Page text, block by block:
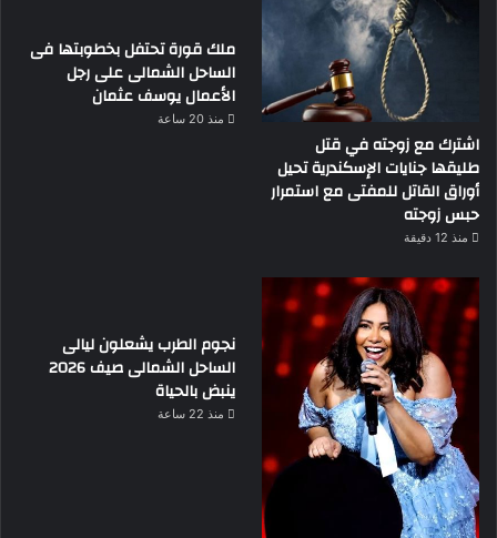
اشترك مع زوجته في قتل
طليقها جنايات الإسكندرية تحيل
أوراق القاتل للمفتى مع استمرار
حبس زوجته
منذ 12 دقيقة
ملك قورة تحتفل بخطوبتها فى
الساحل الشمالى على رجل
الأعمال يوسف عثمان
منذ 20 ساعة
نجوم الطرب يشعلون ليالى
الساحل الشمالى صيف 2026
ينبض بالحياة
منذ 22 ساعة